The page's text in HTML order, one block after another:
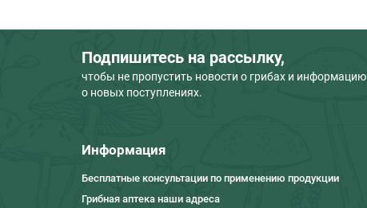
Подпишитесь на рассылку,
чтобы не пропустить новости о грибах и информацию
о новых поступлениях.
Информация
Бесплатные консультации по применению продукции
Грибная аптека наши адреса